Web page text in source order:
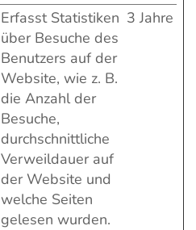
Erfasst Statistiken
über Besuche des
Benutzers auf der
Website, wie z. B.
die Anzahl der
Besuche,
durchschnittliche
Verweildauer auf
der Website und
welche Seiten
gelesen wurden.
3 Jahre